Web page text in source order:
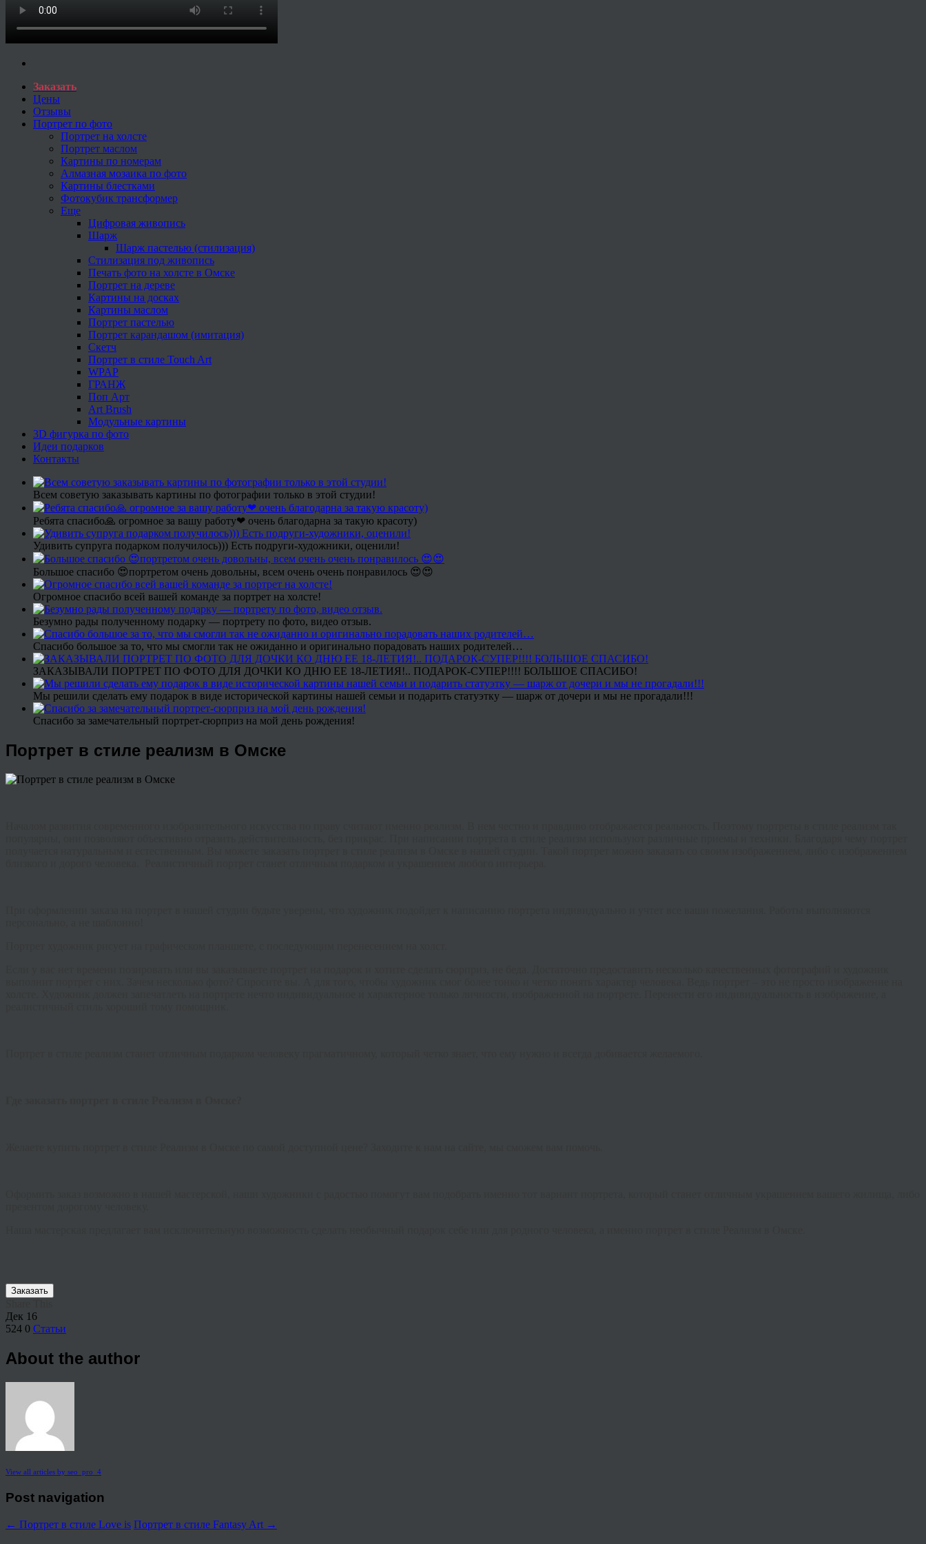
Заказать
Цены
Отзывы
Портрет по фото
Портрет на холсте
Портрет маслом
Картины по номерам
Алмазная мозаика по фото
Картины блестками
Фотокубик трансформер
Еще
Цифровая живопись
Шарж
Шарж пастелью (стилизация)
Стилизация под живопись
Печать фото на холсте в Омске
Портрет на дереве
Картины на досках
Картины маслом
Портрет пастелью
Портрет карандашом (имитация)
Скетч
Портрет в стиле Touch Art
WPAP
ГРАНЖ
Поп Арт
Art Brush
Модульные картины
3D фигурка по фото
Идеи подарков
Контакты
Всем советую заказывать картины по фотографии только в этой студии!
Ребята спасибо🙏 огромное за вашу работу❤ очень благодарна за такую красоту)
Удивить супруга подарком получилось))) Есть подруги-художники, оценили!
Большое спасибо 😍портретом очень довольны, всем очень очень понравилось 😍😍
Огромное спасибо всей вашей команде за портрет на холсте!
Безумно рады полученному подарку — портрету по фото, видео отзыв.
Спасибо большое за то, что мы смогли так не ожиданно и оригинально порадовать наших родителей…
ЗАКАЗЫВАЛИ ПОРТРЕТ ПО ФОТО ДЛЯ ДОЧКИ КО ДНЮ ЕЕ 18-ЛЕТИЯ!.. ПОДАРОК-СУПЕР!!!! БОЛЬШОЕ СПАСИБО!
Мы решили сделать ему подарок в виде исторической картины нашей семьи и подарить статуэтку — шарж от дочери и мы не прогадали!!!
Спасибо за замечательный портрет-сюрприз на мой день рождения!
Портрет в стиле реализм в Омске
Заказать
Дек 16
524 0 Статьи
About the author
View all articles by seo_pro_4
Post navigation
← Портрет в стиле Love is Портрет в стиле Fantasy Art →